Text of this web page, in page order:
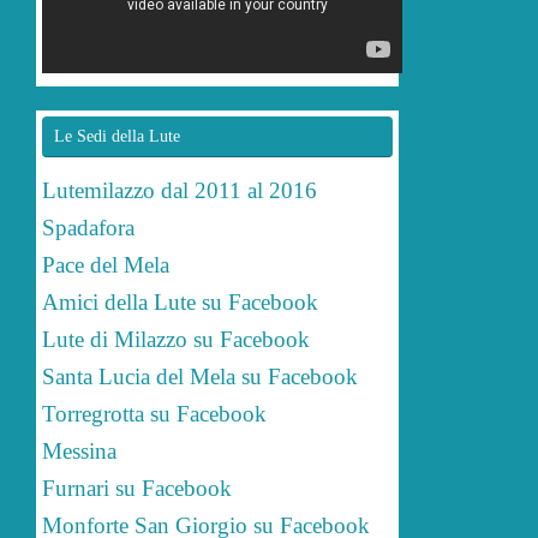
Le Sedi della Lute
Lutemilazzo dal 2011 al 2016
Spadafora
Pace del Mela
Amici della Lute su Facebook
Lute di Milazzo su Facebook
Santa Lucia del Mela su Facebook
Torregrotta su Facebook
Messina
Furnari su Facebook
Monforte San Giorgio su Facebook